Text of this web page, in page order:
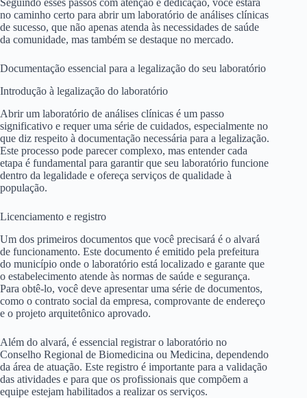
Seguindo esses passos com atenção e dedicação, você estará
no caminho certo para abrir um laboratório de análises clínicas
de sucesso, que não apenas atenda às necessidades de saúde
da comunidade, mas também se destaque no mercado.
Documentação essencial para a legalização do seu laboratório
Introdução à legalização do laboratório
Abrir um laboratório de análises clínicas é um passo
significativo e requer uma série de cuidados, especialmente no
que diz respeito à documentação necessária para a legalização.
Este processo pode parecer complexo, mas entender cada
etapa é fundamental para garantir que seu laboratório funcione
dentro da legalidade e ofereça serviços de qualidade à
população.
Licenciamento e registro
Um dos primeiros documentos que você precisará é o alvará
de funcionamento. Este documento é emitido pela prefeitura
do município onde o laboratório está localizado e garante que
o estabelecimento atende às normas de saúde e segurança.
Para obtê-lo, você deve apresentar uma série de documentos,
como o contrato social da empresa, comprovante de endereço
e o projeto arquitetônico aprovado.
Além do alvará, é essencial registrar o laboratório no
Conselho Regional de Biomedicina ou Medicina, dependendo
da área de atuação. Este registro é importante para a validação
das atividades e para que os profissionais que compõem a
equipe estejam habilitados a realizar os serviços.